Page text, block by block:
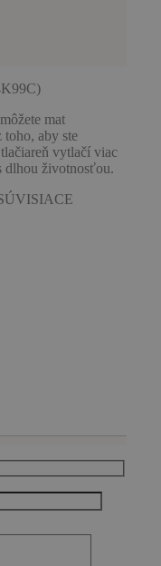
mat
toho, aby ste
vytlačí viac
dlhou životnosťou.